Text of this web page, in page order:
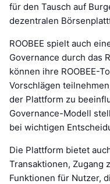
für den Tausch auf
dezentralen
ROOBEE spielt auch
Governance durch das
können ihre ROOBEE-
Vorschlägen
der Plattform zu
Governance-Modell
bei wichtigen
Die Plattform bietet
Transaktionen, Zugang
Funktionen für Nutzer,